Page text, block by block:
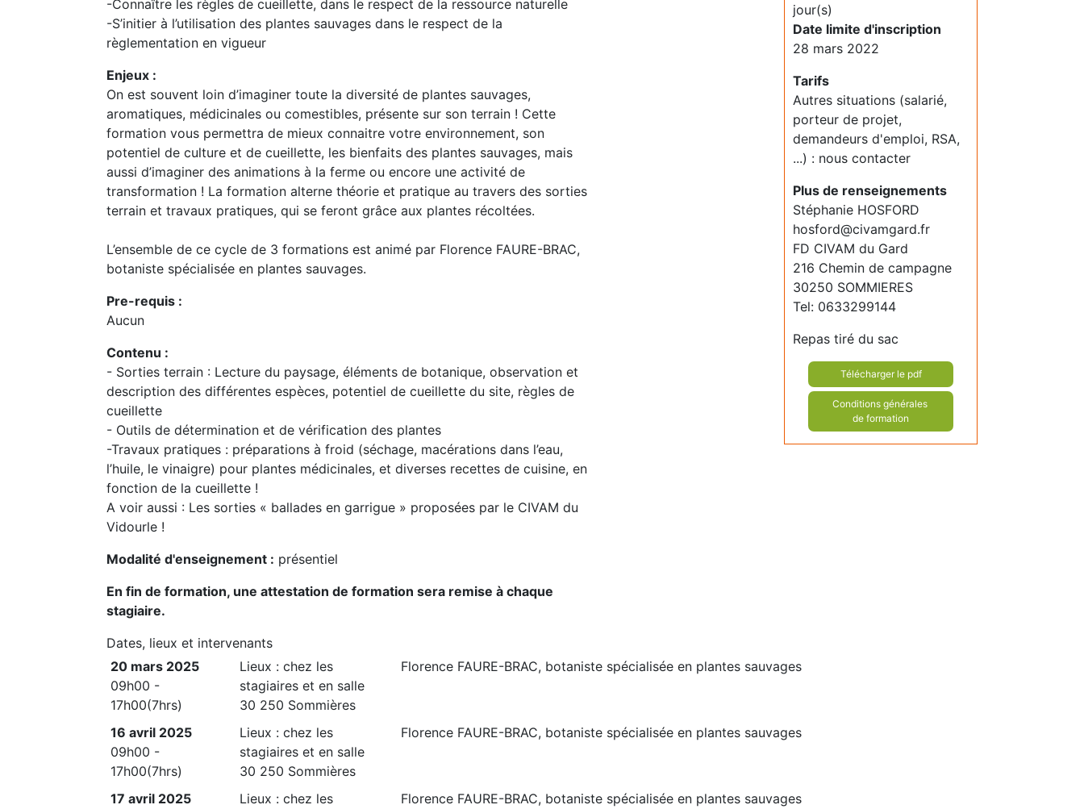
-Connaître les règles de cueillette, dans le respect de la ressource naturelle
-S’initier à l’utilisation des plantes sauvages dans le respect de la
règlementation en vigueur
Enjeux :
On est souvent loin d’imaginer toute la diversité de plantes sauvages,
aromatiques, médicinales ou comestibles, présente sur son terrain ! Cette
formation vous permettra de mieux connaitre votre environnement, son
potentiel de culture et de cueillette, les bienfaits des plantes sauvages, mais
aussi d’imaginer des animations à la ferme ou encore une activité de
transformation ! La formation alterne théorie et pratique au travers des sorties
terrain et travaux pratiques, qui se feront grâce aux plantes récoltées.
L’ensemble de ce cycle de 3 formations est animé par Florence FAURE-BRAC,
botaniste spécialisée en plantes sauvages.
Pre-requis :
Aucun
Contenu :
- Sorties terrain : Lecture du paysage, éléments de botanique, observation et
description des différentes espèces, potentiel de cueillette du site, règles de
cueillette
- Outils de détermination et de vérification des plantes
-Travaux pratiques : préparations à froid (séchage, macérations dans l’eau,
l’huile, le vinaigre) pour plantes médicinales, et diverses recettes de cuisine, en
fonction de la cueillette !
A voir aussi : Les sorties « ballades en garrigue » proposées par le CIVAM du
Vidourle !
Modalité d'enseignement : présentiel
En fin de formation, une attestation de formation sera remise à chaque
stagiaire.
jour(s)
Date limite d'inscription
28 mars 2022
Tarifs
Autres situations (salarié,
porteur de projet,
demandeurs d'emploi, RSA,
...) : nous contacter
Plus de renseignements
Stéphanie HOSFORD
hosford@civamgard.fr
FD CIVAM du Gard
216 Chemin de campagne
30250 SOMMIERES
Tel: 0633299144
Repas tiré du sac
Télécharger le pdf
Conditions générales
de formation
Dates, lieux et intervenants
20 mars 2025
09h00 -
17h00(7hrs)
Lieux : chez les
stagiaires et en salle
30 250 Sommières
Florence FAURE-BRAC, botaniste spécialisée en plantes sauvages
16 avril 2025
09h00 -
17h00(7hrs)
Lieux : chez les
stagiaires et en salle
30 250 Sommières
Florence FAURE-BRAC, botaniste spécialisée en plantes sauvages
17 avril 2025
Lieux : chez les
Florence FAURE-BRAC, botaniste spécialisée en plantes sauvages